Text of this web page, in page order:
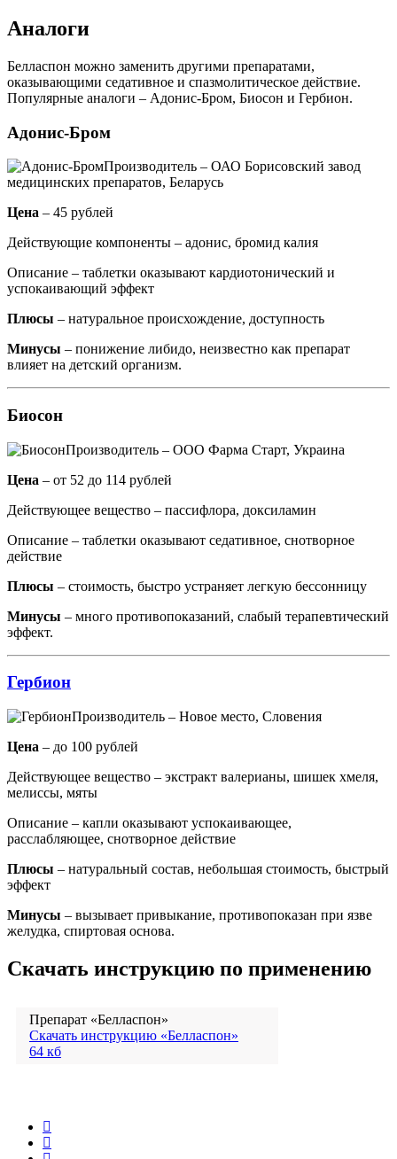
Аналоги
Белласпон можно заменить другими препаратами,
оказывающими седативное и спазмолитическое действие.
Популярные аналоги – Адонис-Бром, Биосон и Гербион.
Адонис-Бром
Производитель – ОАО Борисовский завод
медицинских препаратов, Беларусь
Цена – 45 рублей
Действующие компоненты – адонис, бромид калия
Описание – таблетки оказывают кардиотонический и
успокаивающий эффект
Плюсы – натуральное происхождение, доступность
Минусы – понижение либидо, неизвестно как препарат
влияет на детский организм.
Биосон
Производитель – ООО Фарма Старт, Украина
Цена – от 52 до 114 рублей
Действующее вещество – пассифлора, доксиламин
Описание – таблетки оказывают седативное, снотворное
действие
Плюсы – стоимость, быстро устраняет легкую бессонницу
Минусы – много противопоказаний, слабый терапевтический
эффект.
Гербион
Производитель – Новое место, Словения
Цена – до 100 рублей
Действующее вещество – экстракт валерианы, шишек хмеля,
мелиссы, мяты
Описание – капли оказывают успокаивающее,
расслабляющее, снотворное действие
Плюсы – натуральный состав, небольшая стоимость, быстрый
эффект
Минусы – вызывает привыкание, противопоказан при язве
желудка, спиртовая основа.
Скачать инструкцию по применению
Препарат «Белласпон»
Скачать инструкцию «Белласпон»
64 кб